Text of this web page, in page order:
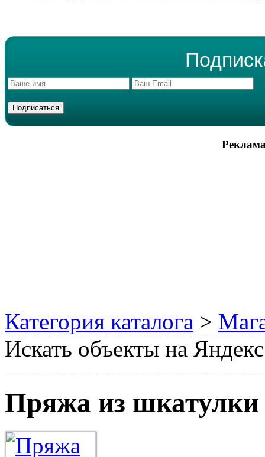
Категория каталога >
Искать объекты на
Пряжа из шкатулки